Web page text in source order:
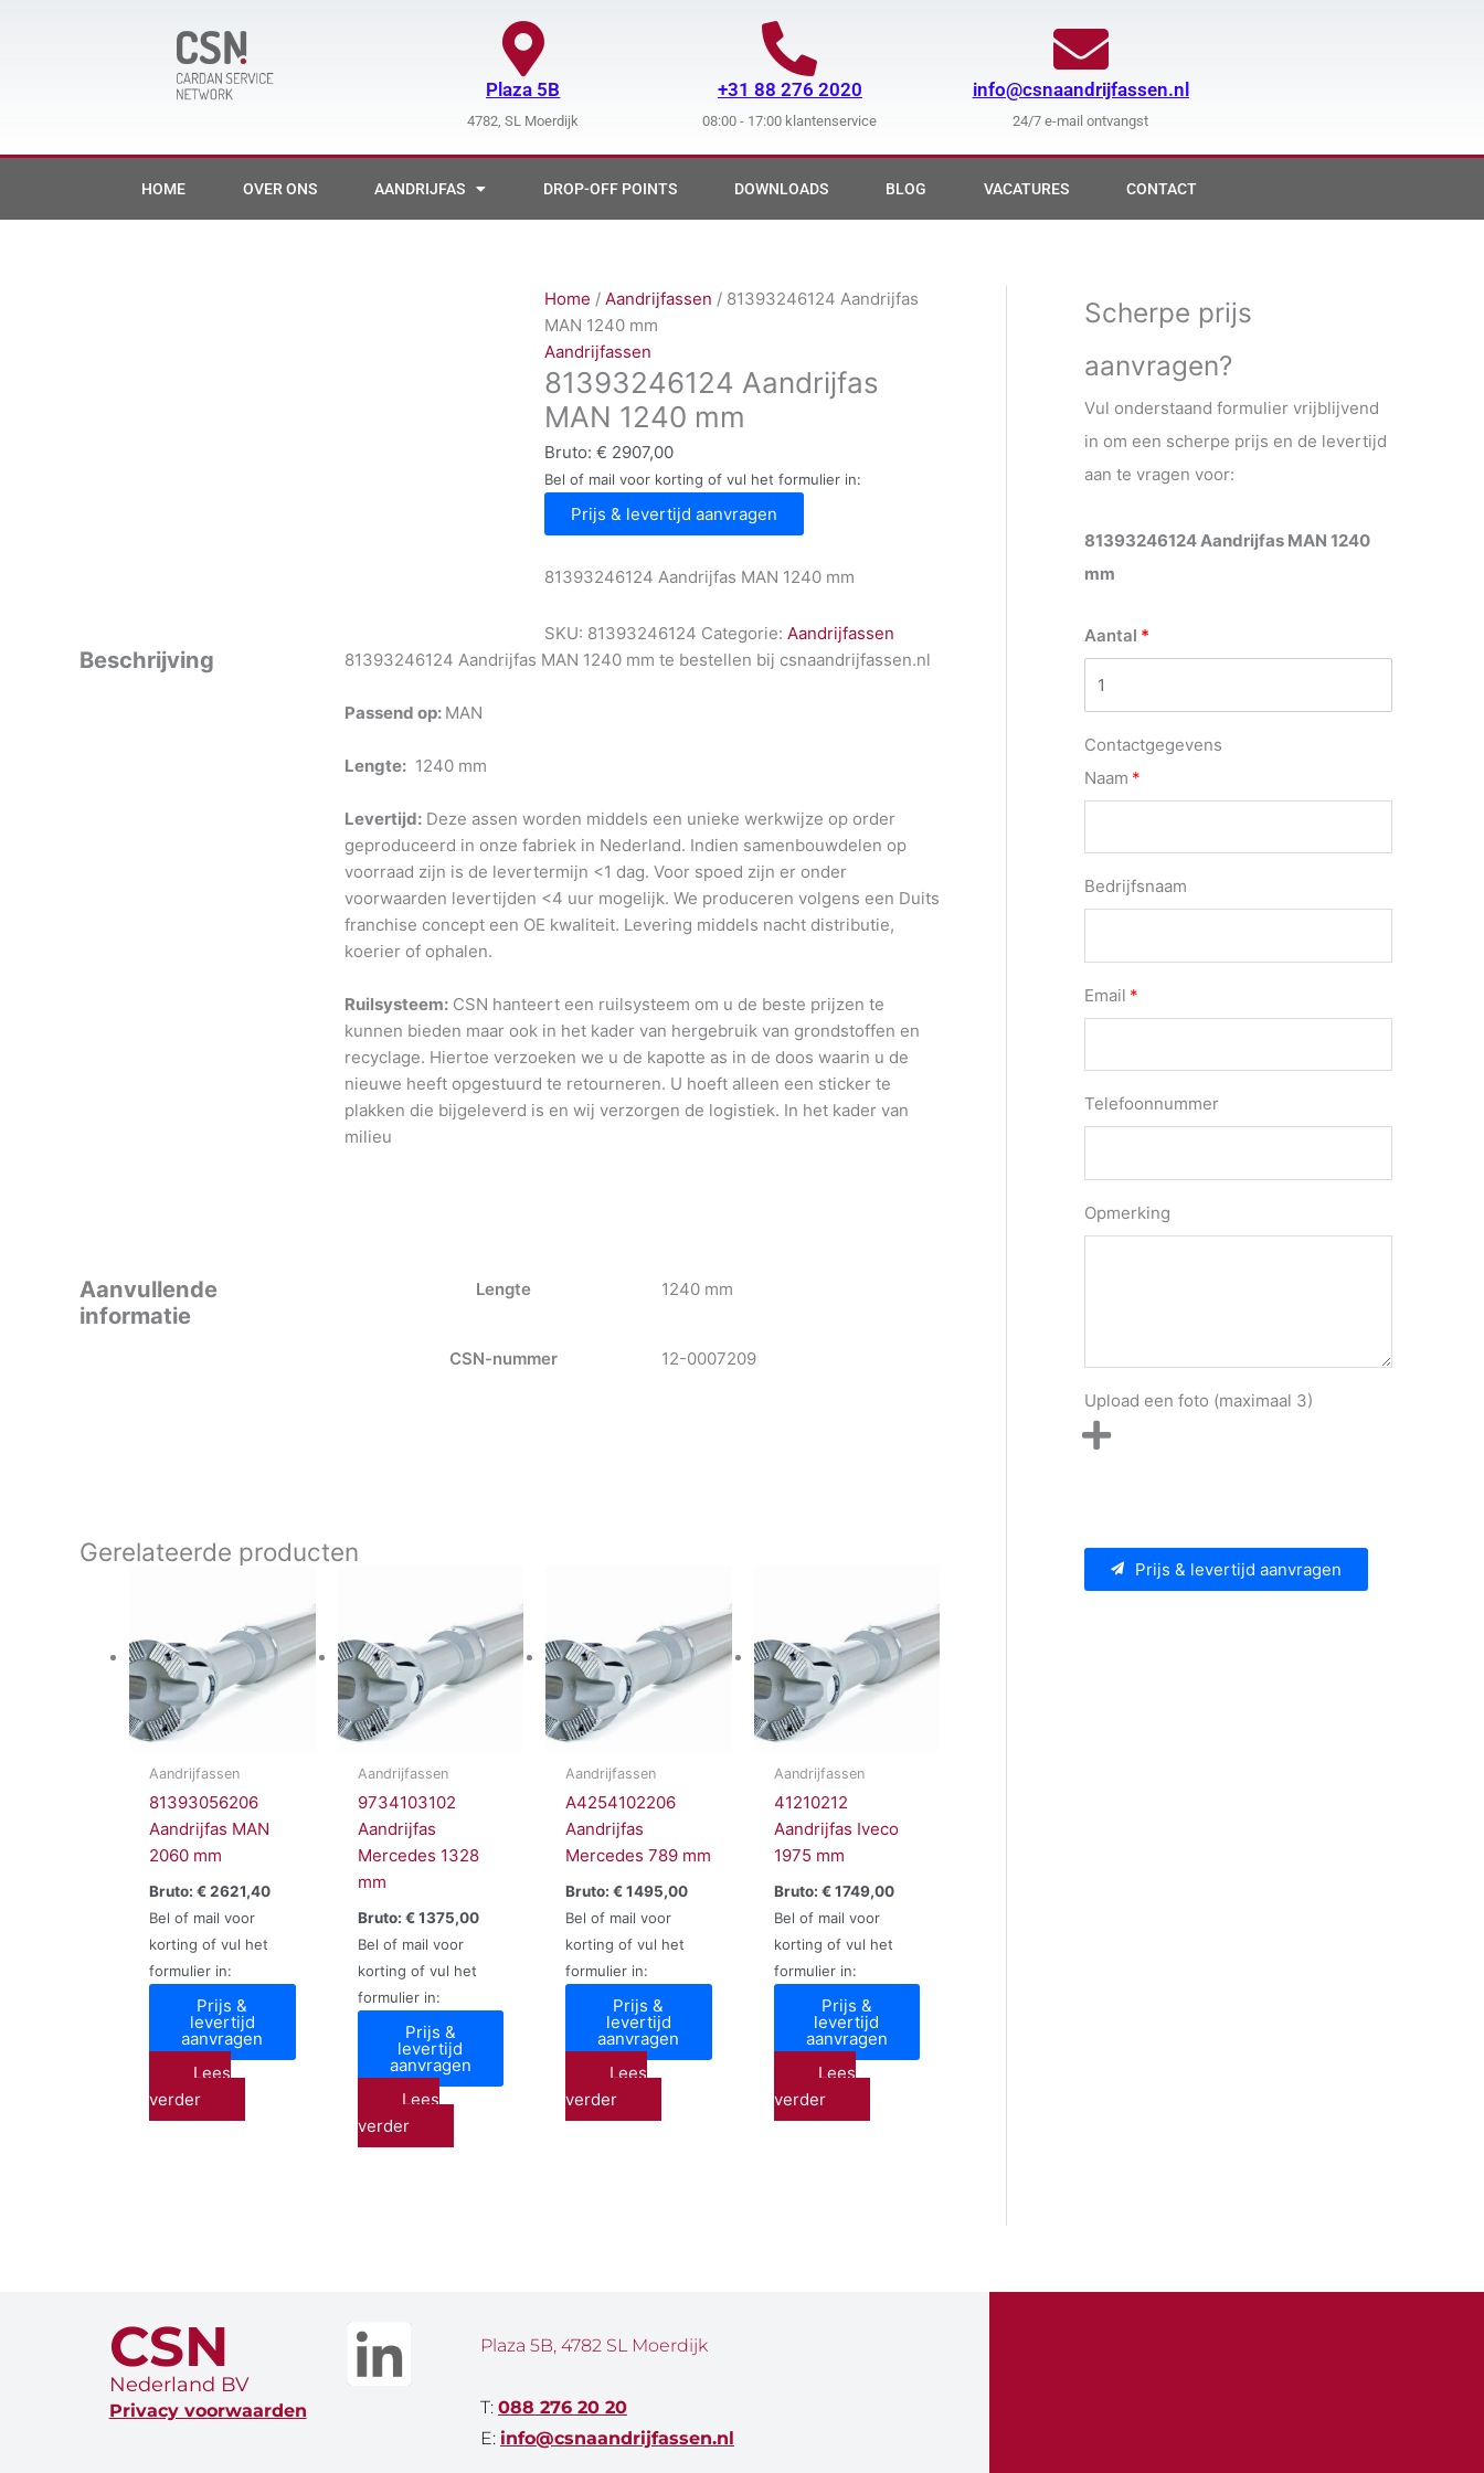
Plaza 5B
4782, SL Moerdijk
+31 88 276 2020
08:00 - 17:00 klantenservice
info@csnaandrijfassen.nl
24/7 e-mail ontvangst
HOME OVER ONS AANDRIJFAS DROP-OFF POINTS DOWNLOADS BLOG VACATURES CONTACT
Home / Aandrijfassen / 81393246124 Aandrijfas
MAN 1240 mm
Aandrijfassen
81393246124 Aandrijfas
MAN 1240 mm
Bruto: € 2907,00
Bel of mail voor korting of vul het formulier in:
Prijs & levertijd aanvragen
81393246124 Aandrijfas MAN 1240 mm
SKU: 81393246124 Categorie: Aandrijfassen
Beschrijving 81393246124 Aandrijfas MAN 1240 mm te bestellen bij csnaandrijfassen.nl
Passend op: MAN
Lengte: 1240 mm
Levertijd: Deze assen worden middels een unieke werkwijze op order
geproduceerd in onze fabriek in Nederland. Indien samenbouwdelen op
voorraad zijn is de levertermijn <1 dag. Voor spoed zijn er onder
voorwaarden levertijden <4 uur mogelijk. We produceren volgens een Duits
franchise concept een OE kwaliteit. Levering middels nacht distributie,
koerier of ophalen.
Ruilsysteem: CSN hanteert een ruilsysteem om u de beste prijzen te
kunnen bieden maar ook in het kader van hergebruik van grondstoffen en
recyclage. Hiertoe verzoeken we u de kapotte as in de doos waarin u de
nieuwe heeft opgestuurd te retourneren. U hoeft alleen een sticker te
plakken die bijgeleverd is en wij verzorgen de logistiek. In het kader van
milieu
Aanvullende
informatie
Lengte 1240 mm
CSN-nummer 12-0007209
Gerelateerde producten
Aandrijfassen
81393056206
Aandrijfas MAN
2060 mm
Bruto: €2621,40
Bel of mail voor
korting of vul het
formulier in:
Prijs &
levertijd
aanvragen
Lees
verder
Aandrijfassen
9734103102
Aandrijfas
Mercedes 1328
mm
Bruto: €1375,00
Bel of mail voor
korting of vul het
formulier in:
Prijs &
levertijd
aanvragen
Lees
verder
Aandrijfassen
A4254102206
Aandrijfas
Mercedes 789 mm
Bruto: €1495,00
Bel of mail voor
korting of vul het
formulier in:
Prijs &
levertijd
aanvragen
Lees
verder
Aandrijfassen
41210212
Aandrijfas Iveco
1975 mm
Bruto: €1749,00
Bel of mail voor
korting of vul het
formulier in:
Prijs &
levertijd
aanvragen
Lees
verder
Scherpe prijs
aanvragen?
Vul onderstaand formulier vrijblijvend
in om een scherpe prijs en de levertijd
aan te vragen voor:
81393246124 Aandrijfas MAN 1240
mm
Aantal
Contactgegevens
Naam
Bedrijfsnaam
Email
Telefoonnummer
Opmerking
Upload een foto (maximaal 3)
Prijs & levertijd aanvragen
CSN
Nederland BV
Privacy voorwaarden
Plaza 5B, 4782 SL Moerdijk
T: 088 276 20 20
E: info@csnaandrijfassen.nl